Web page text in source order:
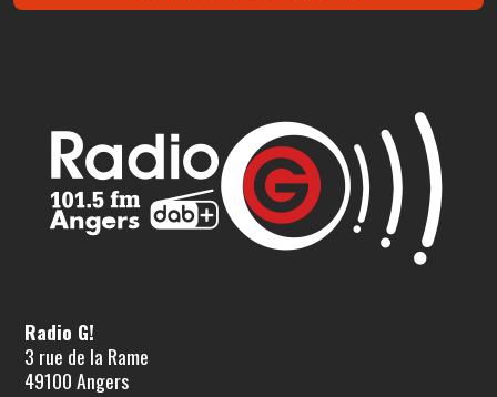
Radio G!
3 rue de la Rame
49100 Angers